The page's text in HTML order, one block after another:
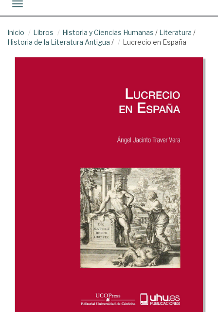
Toggle navigation
Inicio Libros Historia y Ciencias Humanas / Literatura /
Historia de la Literatura Antigua / Lucrecio en España